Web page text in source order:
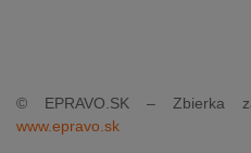
© EPRAVO.SK – Zbierka
www.epravo.sk